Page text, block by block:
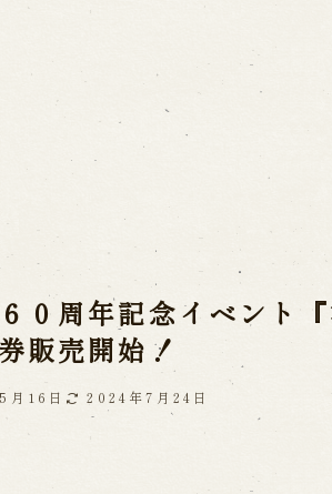
路師匠
演
お問
よくあるご
お電話で
予約
０周年記念イベン
販売開始！
月16日 2024年7月24日